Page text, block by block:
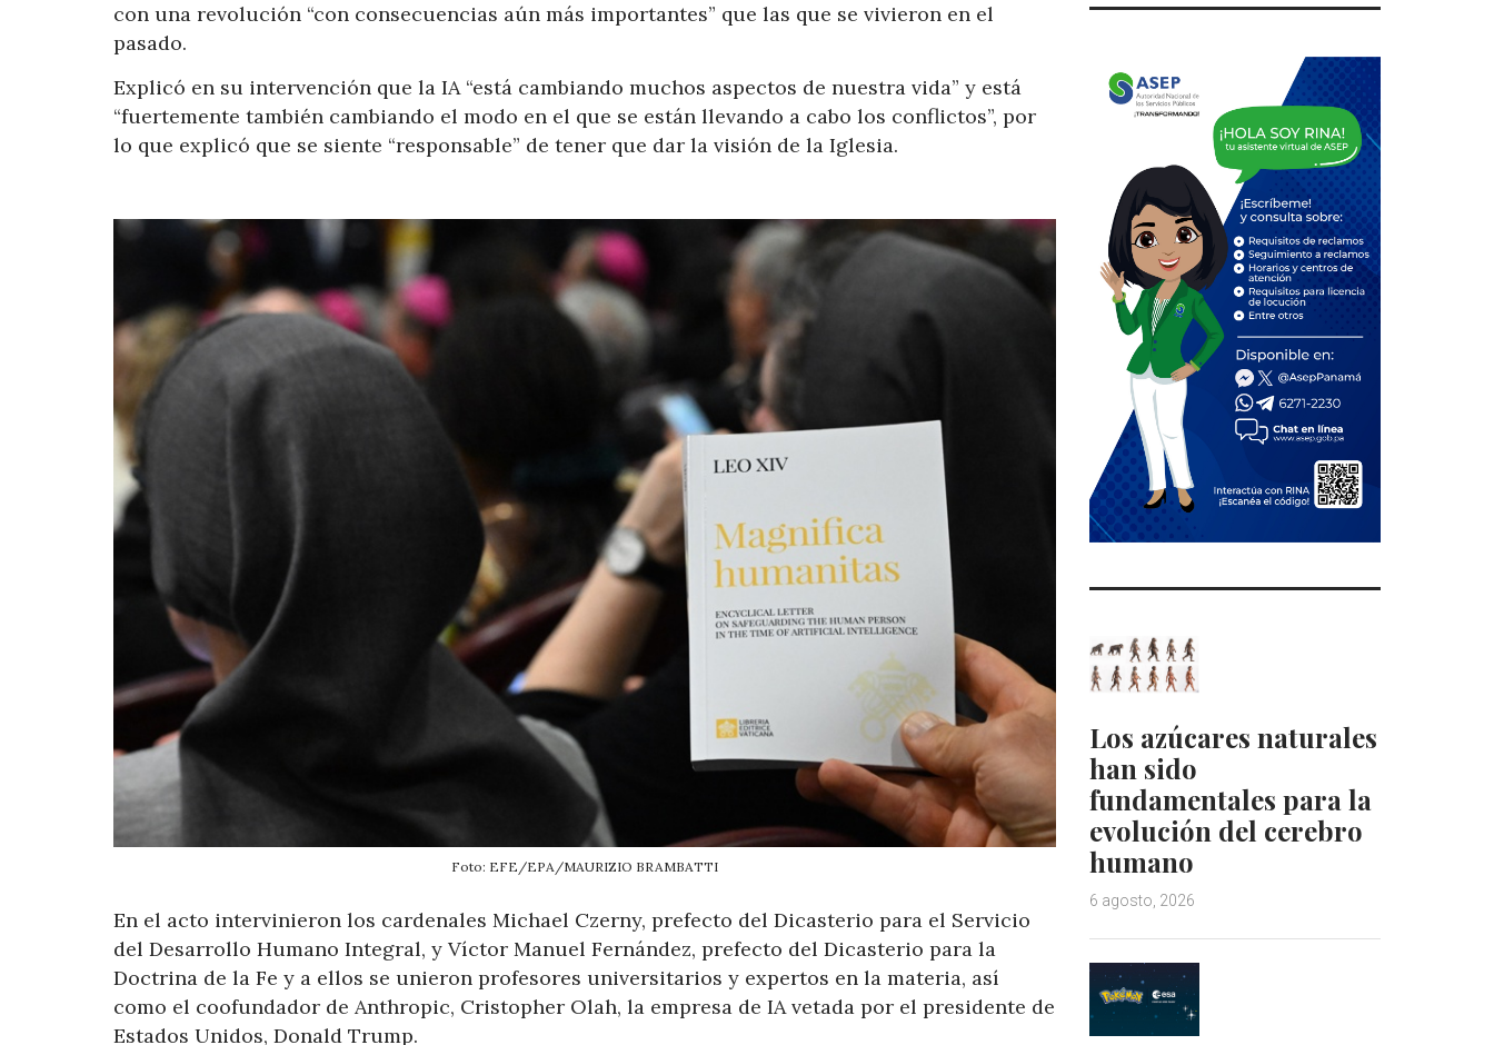
con una revolución “con consecuencias aún más importantes” que las que se vivieron en el
pasado.
Explicó en su intervención que la IA “está cambiando muchos aspectos de nuestra vida” y está
“fuertemente también cambiando el modo en el que se están llevando a cabo los conflictos”, por
lo que explicó que se siente “responsable” de tener que dar la visión de la Iglesia.
Foto: EFE/EPA/MAURIZIO BRAMBATTI
En el acto intervinieron los cardenales Michael Czerny, prefecto del Dicasterio para el Servicio
del Desarrollo Humano Integral, y Víctor Manuel Fernández, prefecto del Dicasterio para la
Doctrina de la Fe y a ellos se unieron profesores universitarios y expertos en la materia, así
como el coofundador de Anthropic, Cristopher Olah, la empresa de IA vetada por el presidente de
Estados Unidos, Donald Trump.
Los azúcares naturales
han sido
fundamentales para la
evolución del cerebro
humano
6 agosto, 2026